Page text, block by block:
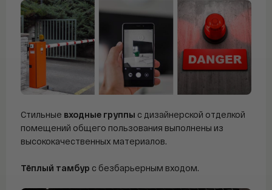
Стильные входные группы с дизайнерской отделкой
помещений общего пользования выполнены из
высококачественных материалов.
Тёплый тамбур с безбарьерным входом.